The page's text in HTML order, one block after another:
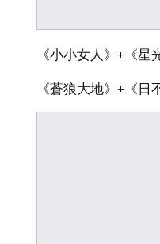
《小小女人》+《
《蒼狼大地》+《日